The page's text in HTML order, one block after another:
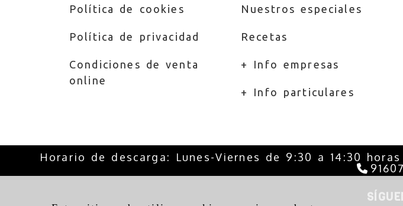
Política de cookies
Política de privacidad
Condiciones de venta
online
Nuestros especiales
Recetas
+ Info empresas
+ Info particulares
Horario de descarga: Lunes-Viernes de 9:30 a 14:30 horas